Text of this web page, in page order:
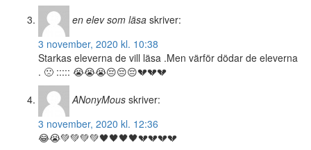
en elev som läsa skriver:
3 november, 2020 kl. 10:38
Starkas eleverna de vill läsa .Men värför dödar de eleverna
. 🙁 ::::: 😭😭😭😔😔😔💔💔💔
ANonyMous skriver:
3 november, 2020 kl. 12:36
😂😭💚💚💚💚🖤🖤🖤🖤💔💔💔💔